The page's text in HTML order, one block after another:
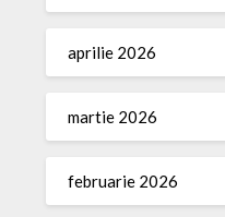
aprilie 2026
martie 2026
februarie 2026